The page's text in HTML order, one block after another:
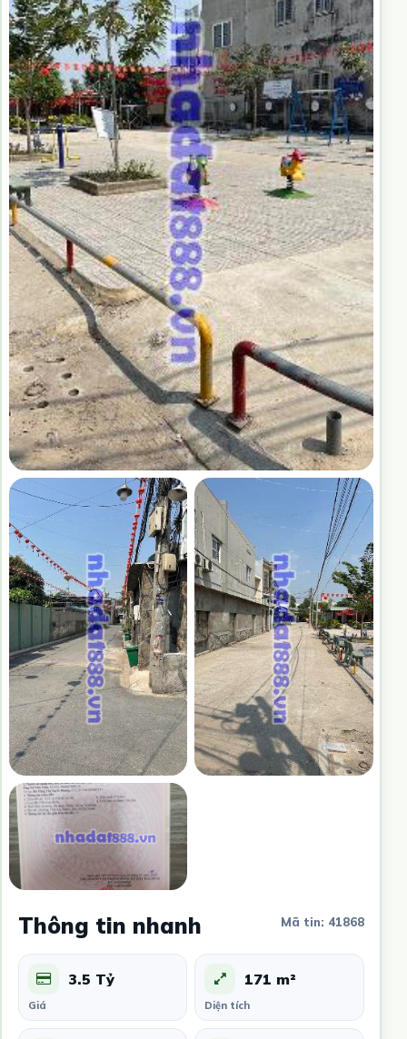
Thông tin nhanh Mã tin: 41868
3.5 Tỷ
Giá
171 m²
Diện tích